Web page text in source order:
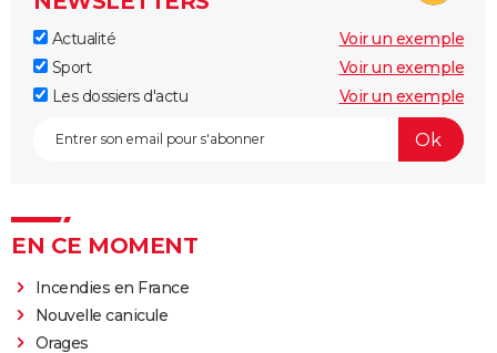
Actualité
Voir un exemple
Sport
Voir un exemple
Les dossiers d'actu
Voir un exemple
EN CE MOMENT
Incendies en France
Nouvelle canicule
Orages